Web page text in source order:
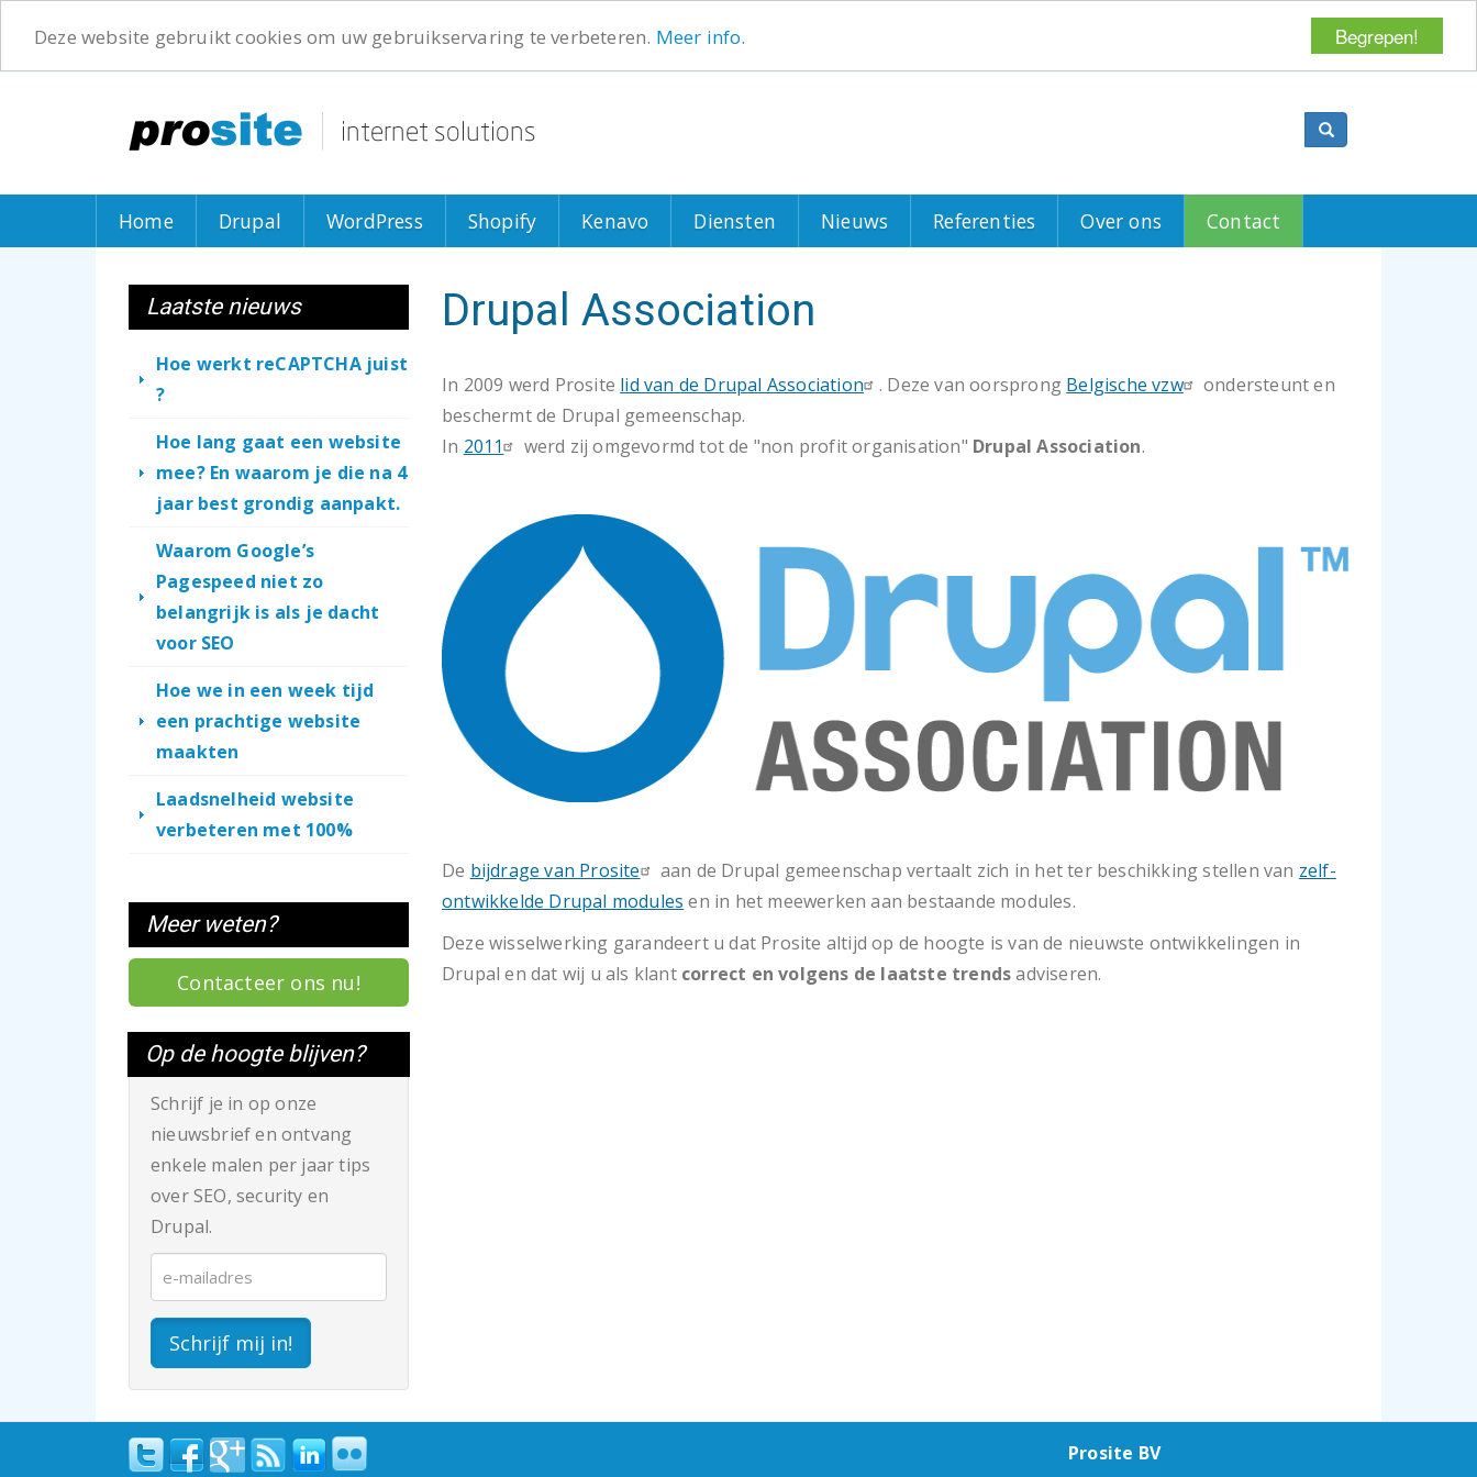
Begrepen!
Deze website gebruikt cookies om uw gebruikservaring te verbeteren. Meer info.
inhoud
Search
Home Drupal WordPress Shopify Kenavo Diensten Nieuws Referenties Over ons Contact
Drupal Association
In 2009 werd Prosite lid van de Drupal Association . Deze van oorsprong Belgische vzw
ondersteunt en
beschermt de Drupal gemeenschap.
In 2011 werd zij omgevormd tot de "non profit organisation" Drupal Association.
De bijdrage van Prosite aan de Drupal gemeenschap vertaalt zich in het ter beschikking stellen van zelf-
ontwikkelde Drupal modules en in het meewerken aan bestaande modules.
Deze wisselwerking garandeert u dat Prosite altijd op de hoogte is van de nieuwste ontwikkelingen in
Drupal en dat wij u als klant correct en volgens de laatste trendsadviseren.
Laatste nieuws
Hoe werkt reCAPTCHA juist
?
Hoe lang gaat een website
mee? En waarom je die na 4
jaar best grondig aanpakt.
Waarom Google’s
Pagespeed niet zo
belangrijk is als je dacht
voor SEO
Hoe we in een week tijd
een prachtige website
maakten
Laadsnelheid website
verbeteren met 100%
Meer weten?
Contacteer ons nu!
Op de hoogte blijven?
Schrijf je in op onze
nieuwsbrief en ontvang
enkele malen per jaar tips
over SEO, security en
Drupal.
Schrijf mij in!
Prosite BV